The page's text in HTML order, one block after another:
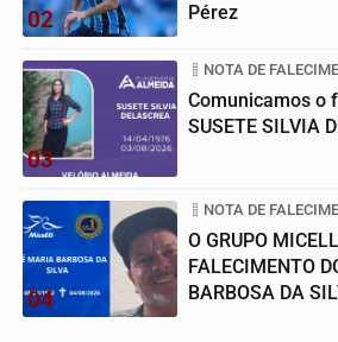
02
Pérez
03
NOTA DE
Comunicamos o
SUSETE SILVIA
04
NOTA DE
O GRUPO
FALECIMENTO
BARBOSA DA